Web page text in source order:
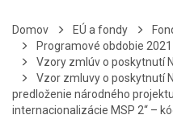
Domov EÚ a fondy
Programové obdobie
Vzory zmlúv o poskytnutí
Vzor zmluvy o poskytnutí
predloženie národného
internacionalizácie MSP 2“ –